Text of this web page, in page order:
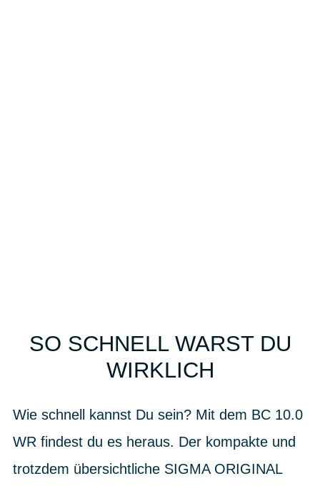
SO SCHNELL WARST DU
WIRKLICH
Wie schnell kannst Du sein? Mit dem BC 10.0
WR findest du es heraus. Der kompakte und
trotzdem übersichtliche SIGMA ORIGINAL